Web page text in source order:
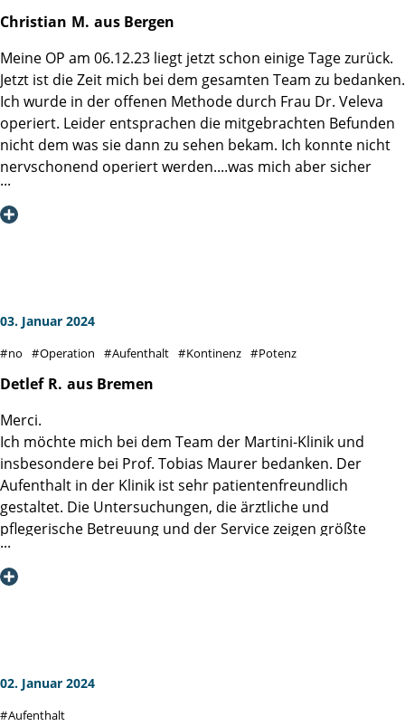
Christian M. aus Bergen
Meine OP am 06.12.23 liegt jetzt schon einige Tage zurück.
Jetzt ist die Zeit mich bei dem gesamten Team zu bedanken.
Ich wurde in der offenen Methode durch Frau Dr. Veleva
operiert. Leider entsprachen die mitgebrachten Befunden
nicht dem was sie dann zu sehen bekam. Ich konnte nicht
nervschonend operiert werden....was mich aber sicher
nicht umbringt. Nach knapp 4 Wochen konnte mir dann
auch endlich der Katheter entfernt werden. Mein
unterstützt.
Laden...DANKE
03. Januar 2024
no Operation Aufenthalt Kontinenz Potenz
Detlef R. aus Bremen
Merci.
Ich möchte mich bei dem Team der Martini-Klinik und
insbesondere bei Prof. Tobias Maurer bedanken. Der
Aufenthalt in der Klinik ist sehr patientenfreundlich
gestaltet. Die Untersuchungen, die ärztliche und
pflegerische Betreuung und der Service zeigen größte
Kompetenz und zugleich Zugewandtheit.
Meine radikale Prostatektomie erfolgte am 5.10.2023
Entfernung der Prostata völlig nervenerhaltend
02. Januar 2024
Aufenthalt